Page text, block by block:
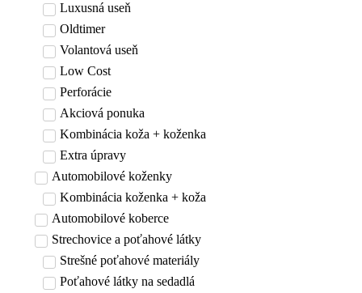
Luxusná useň
Oldtimer
Volantová useň
Low Cost
Perforácie
Akciová ponuka
Kombinácia koža + koženka
Extra úpravy
Automobilové koženky
Kombinácia koženka + koža
Automobilové koberce
Strechovice a poťahové látky
Strešné poťahové materiály
Poťahové látky na sedadlá